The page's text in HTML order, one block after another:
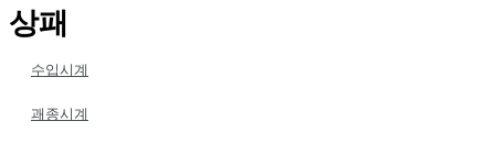
상패
수입시계
괘종시계